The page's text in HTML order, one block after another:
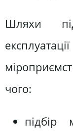
Шляхи
чого:
підбір